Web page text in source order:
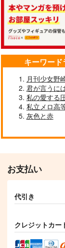
キーワー
月刊少女野
君が言うに
私の愛する
私立メロ高
灰色と赤
お支払い
代引き
クレジットカー